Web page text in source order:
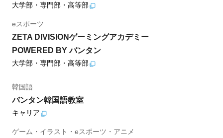
大学部・専門部・高等部
eスポーツ
ZETA DIVISIONゲーミングアカデミー
POWERED BY バンタン
大学部・専門部・高等部
韓国語
バンタン韓国語教室
キャリア
ゲーム・イラスト・eスポーツ・アニメ